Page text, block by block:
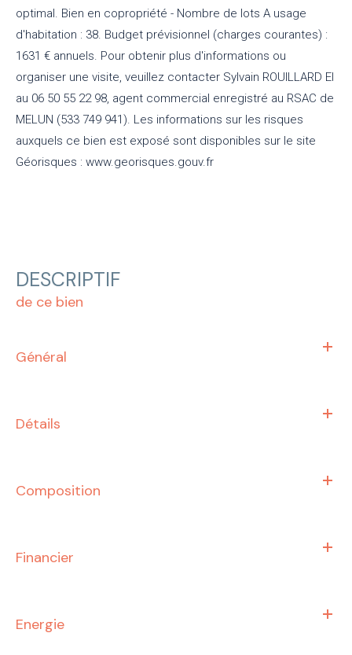
optimal. Bien en copropriété - Nombre de lots A usage
d'habitation : 38. Budget prévisionnel (charges courantes) :
1631 € annuels. Pour obtenir plus d'informations ou
organiser une visite, veuillez contacter Sylvain ROUILLARD EI
au 06 50 55 22 98, agent commercial enregistré au RSAC de
MELUN (533 749 941). Les informations sur les risques
auxquels ce bien est exposé sont disponibles sur le site
Géorisques : www.georisques.gouv.fr
DESCRIPTIF
de ce bien
Général
Détails
Composition
Financier
Energie